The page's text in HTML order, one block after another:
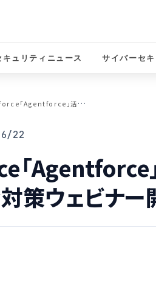
キュリティニュース サイバーセ
S
alesforce「Agentforce」活用に潜む脅威、セキュリティ対策ウェビナー開催へ
22
「Agentforce
対策ウェビナ